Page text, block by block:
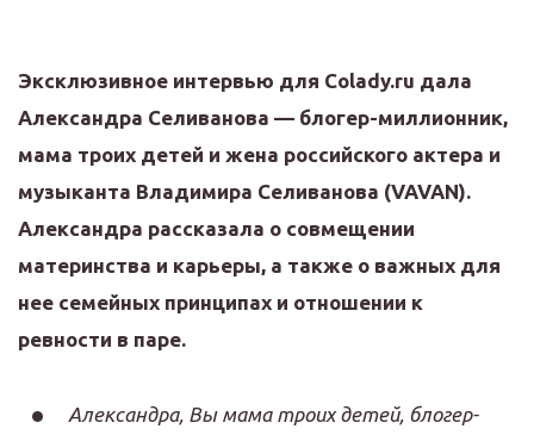
Эксклюзивное интервью для Colady.ru дала
Александра Селиванова — блогер-миллионник,
мама троих детей и жена российского актера и
музыканта Владимира Селиванова (VAVAN).
Александра рассказала о совмещении
материнства и карьеры, а также о важных для
нее семейных принципах и отношении к
ревности в паре.
Александра, Вы мама троих детей, блогер-